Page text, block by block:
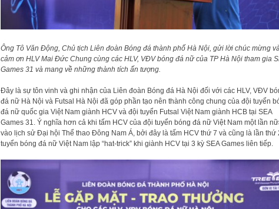
Ông Tô Văn Động, Chủ tịch Liên đoàn Bóng đá thành phố Hà Nội, gửi lời chúc mừng
cảm ơn HLV Mai Đức Chung cùng các HLV, VĐV bóng đá nữ của TP Hà Nội tham gia
Games 31 và mang về những thành tích ấn tượng.
Đây là sự tôn vinh và ghi nhận của Liên đoàn Bóng đá Hà Nội đối với các HLV, VĐV
đá nữ Hà Nội và Futsal Hà Nội đã góp phần tạo nên thành công chung của đội tuyển
đá nữ quốc gia Việt Nam giành HCV và đội tuyển Futsal Việt Nam giành HCB tại SEA
Games 31. Ý nghĩa hơn cả khi tấm HCV của đội tuyển bóng đá nữ Việt Nam một lần
vào lịch sử Đại hội Thể thao Đông Nam Á, bởi đây là tấm HCV thứ 7 và cũng là lần thứ
tuyển bóng đá nữ Việt Nam lập “hat-trick” khi giành HCV tại 3 kỳ SEA Games liên tiếp.